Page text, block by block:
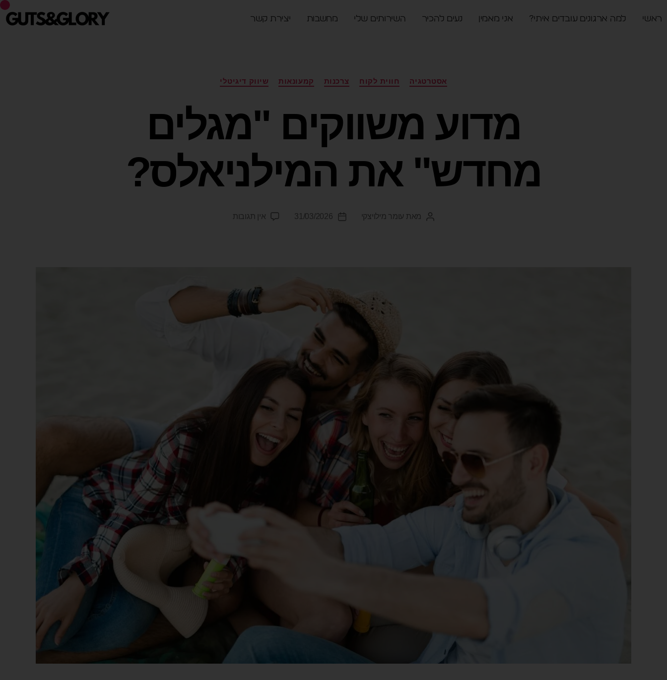
ראשי למה ארגונים עובדים איתי? אני מאמין נעים להכיר השירותים שלי מחשבות יצירת קשר
אסטרטגיה חווית לקוח צרכנות קמעונאות שיווק דיגיטלי
מדוע משווקים "מגלים
מחדש" את המילניאלס?
מאת עומר מילויצקי 31/03/2026 אין תגובות